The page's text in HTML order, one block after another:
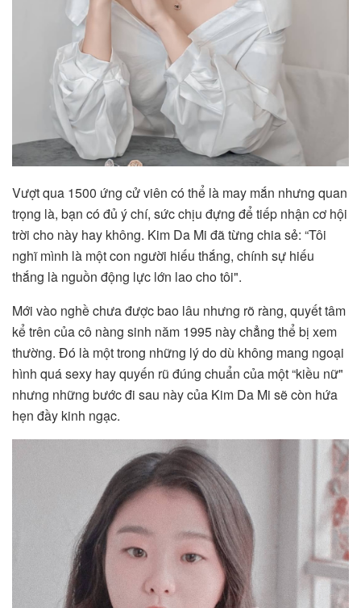
Vượt qua 1500 ứng cử viên có thể là may mắn nhưng quan
trọng là, bạn có đủ ý chí, sức chịu đựng để tiếp nhận cơ hội
trời cho này hay không. Kim Da Mi đã từng chia sẻ: “Tôi
nghĩ mình là một con người hiếu thắng, chính sự hiếu
thắng là nguồn động lực lớn lao cho tôi".
Mới vào nghề chưa được bao lâu nhưng rõ ràng, quyết tâm
kể trên của cô nàng sinh năm 1995 này chẳng thể bị xem
thường. Đó là một trong những lý do dù không mang ngoại
hình quá sexy hay quyến rũ đúng chuẩn của một “kiều nữ"
nhưng những bước đi sau này của Kim Da Mi sẽ còn hứa
hẹn đầy kinh ngạc.